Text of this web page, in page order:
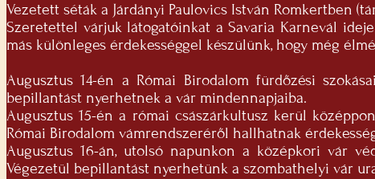
Vezetett séták a Járdányi Paulovics István Romkertben
Szeretettel várjuk látogatóinkat a Savaria Karnevál
más különleges érdekességgel készülünk, hogy még
Augusztus 14-én a Római Birodalom fürdőzési
bepillantást nyerhetnek a vár mindennapjaiba.
Augusztus 15-én a római császárkultusz kerül
Római Birodalom vámrendszeréről hallhatnak
Augusztus 16-án, utolsó napunkon a középkori vár
Végezetül bepillantást nyerhetünk a szombathelyi vár